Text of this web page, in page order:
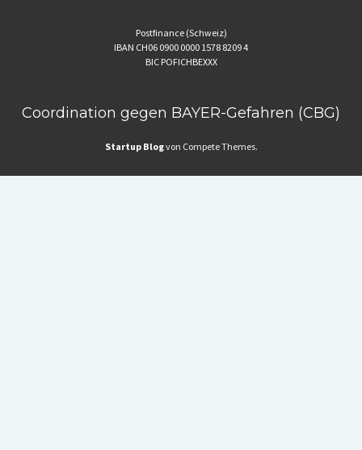
Postfinance (Schweiz)
IBAN CH06 0900 0000 1578 8209 4
BIC POFICHBEXXX
Coordination gegen BAYER-Gefahren (CBG)
Startup Blogvon Compete Themes.